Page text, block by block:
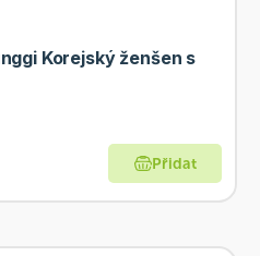
Korejský ženšen s
Přidat